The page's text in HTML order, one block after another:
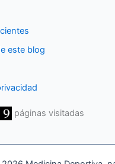
este blog
páginas visitadas